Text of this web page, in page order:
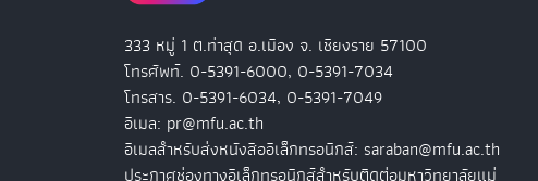
333 หมู่ 1 ต.ท่าสุด อ.เมือง จ. เชียงราย 57100
โทรศัพท์. 0-5391-6000, 0-5391-7034
โทรสาร. 0-5391-6034, 0-5391-7049
อีเมล: pr@mfu.ac.th
อีเมลสำหรับส่งหนังสืออิเล็กทรอนิกส์: saraban@mfu.ac.th
ประกาศช่องทางอิเล็กทรอนิกส์สำหรับติดต่อมหาวิทยาลัยแม่